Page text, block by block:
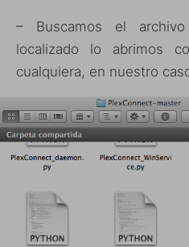
– Buscamos el archivo
localizado lo abrimos
cualquiera, en nuestro